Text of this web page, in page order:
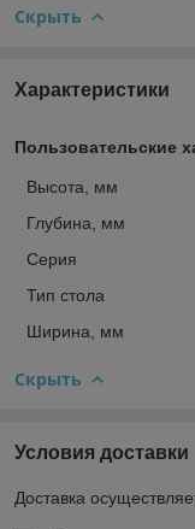
Скрыть
Характеристики
Пользовательские
Высота, мм
Глубина, мм
Серия
Тип стола
Ширина, мм
Скрыть
Условия доставки
Доставка